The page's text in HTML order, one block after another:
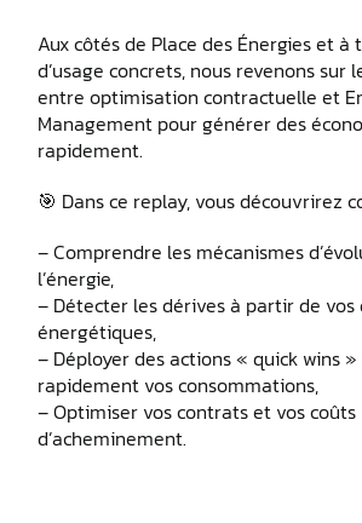
Aux côtés de Place des Énergies et à
d’usage concrets, nous revenons sur
entre optimisation contractuelle et
Management pour générer des
rapidement.
🎯 Dans ce replay, vous découvrirez
– Comprendre les mécanismes
l’énergie,
– Détecter les dérives à partir de vos
énergétiques,
– Déployer des actions « quick wins
rapidement vos consommations,
– Optimiser vos contrats et vos coûts
d’acheminement.